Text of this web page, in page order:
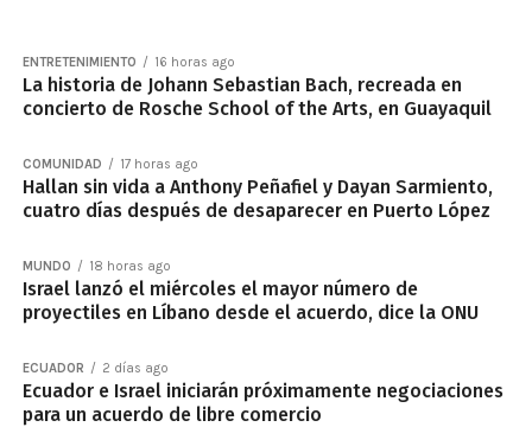
ENTRETENIMIENTO 16 horas ago
La historia de Johann Sebastian Bach, recreada en
concierto de Rosche School of the Arts, en Guayaquil
COMUNIDAD 17 horas ago
Hallan sin vida a Anthony Peñafiel y Dayan Sarmiento,
cuatro días después de desaparecer en Puerto López
MUNDO 18 horas ago
Israel lanzó el miércoles el mayor número de
proyectiles en Líbano desde el acuerdo, dice la ONU
ECUADOR 2 días ago
Ecuador e Israel iniciarán próximamente negociaciones
para un acuerdo de libre comercio